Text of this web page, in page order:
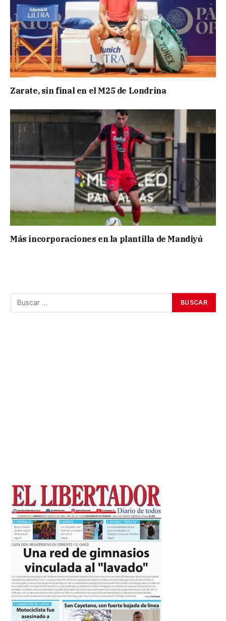
Zarate, sin final en el M25 de Londrina
Más incorporaciones en la plantilla de Mandiyú